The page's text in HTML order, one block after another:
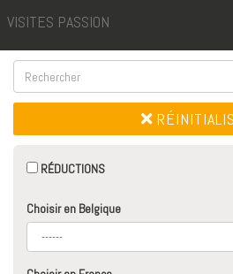
VISITES PASSION
RÉDUCTIONS
Choisir en Belgique